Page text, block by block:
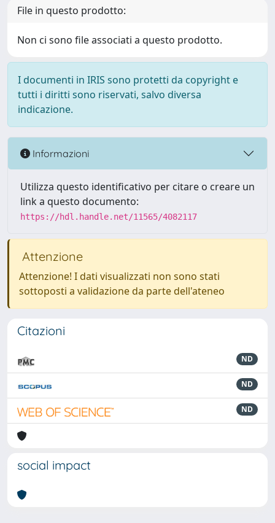
File in questo prodotto:
Non ci sono file associati a questo prodotto.
I documenti in IRIS sono protetti da copyright e
tutti i diritti sono riservati, salvo diversa
indicazione.
Informazioni
Utilizza questo identificativo per citare o creare un
link a questo documento:
https://hdl.handle.net/11565/4082117
Attenzione
Attenzione! I dati visualizzati non sono stati
sottoposti a validazione da parte dell'ateneo
Citazioni
ND
ND
ND
social impact